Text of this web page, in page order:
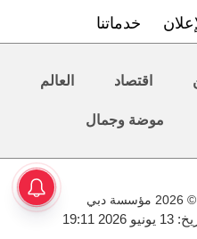
خدماتنا
اقتصاد العالم
موضة وجمال
19:11